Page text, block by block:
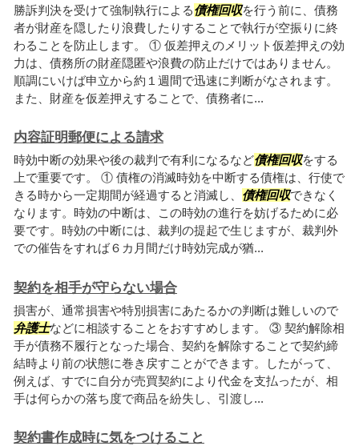
勝訴判決を受けて強制執行による債権回収を行う前に、債務
者が財産を隠したり浪費したりすることで執行が空振りに終
わることを防止します。 ① 仮差押えのメリット仮差押えの効
力は、債務所の財産隠匿や浪費の防止だけではありません。
順調にいけば申立から約１週間で迅速に判断がなされます。
また、財産を仮差押えすることで、債務者に...
内容証明郵便による請求
時効中断の効果や後の裁判で有利になるなど債権回収をする
上で重要です。 ① 債権の消滅時効を中断する債権は、行使で
きる時から一定期間が経過すると消滅し、 債権回収できなく
なります。時効の中断は、この時効の進行を妨げるために必
要です。時効の中断には、裁判の提起で生じますが、裁判外
での催告をすれば６カ月間だけ時効完成が猶...
契約を相手が守らない場合
損害が、通常損害や特別損害にあたるかの判断は難しいので
弁護士などに相談することをおすすめします。 ③ 契約解除相
手が債務不履行となった場合、契約を解除することで契約締
結時より前の状態に巻き戻すことができます。したがって、
例えば、すでに自分が売買契約により代金を支払ったが、相
手は何らかの落ち度で商品を紛失し、引渡し...
契約書作成時に気をつけること